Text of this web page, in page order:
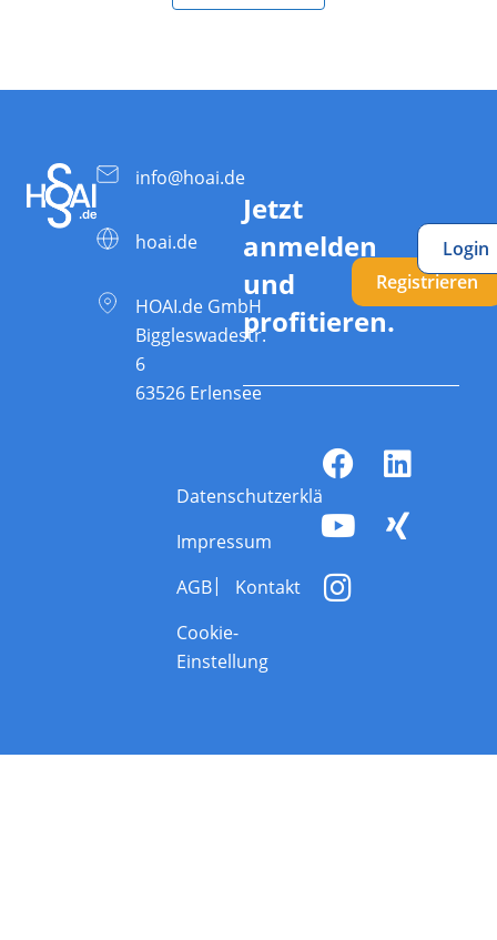
info@hoai.de
hoai.de
HOAI.de GmbH
Biggleswadestr.
6
63526 Erlensee
Jetzt
anmelden
und
profitieren.
Registrieren
Login
Datenschutzerklärung
Impressum
AGB
Kontakt
Cookie-
Einstellung